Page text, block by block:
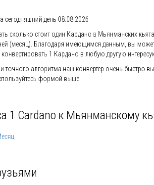
сегодняшний день 08.08.2026
сколько стоит один Кардано в Мьянманских
(месяц). Благодаря имеющимся данным, вы
1 Кардано в любую другую
алгоритма наш конвертер очень быстро
формой выше.
1 Cardano к Мьянманскому